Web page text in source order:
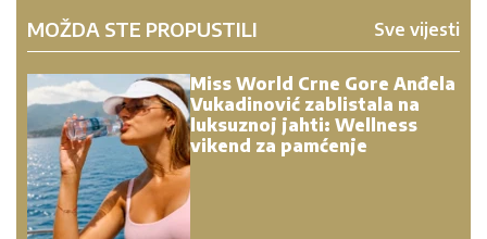
MOŽDA STE PROPUSTILI Sve vijesti
Miss World Crne Gore Anđela
Vukadinović zablistala na
luksuznoj jahti: Wellness
vikend za pamćenje